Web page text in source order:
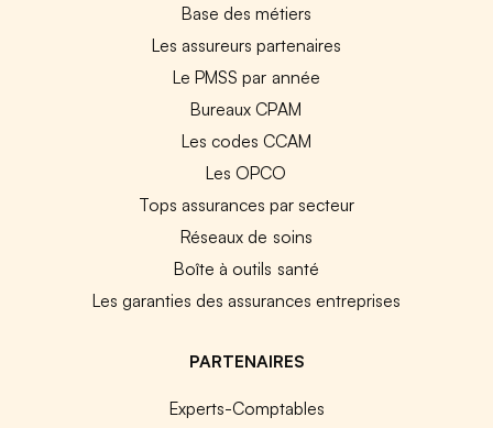
Base des métiers
Les assureurs partenaires
Le PMSS par année
Bureaux CPAM
Les codes CCAM
Les OPCO
Tops assurances par secteur
Réseaux de soins
Boîte à outils santé
Les garanties des assurances entreprises
PARTENAIRES
Experts-Comptables